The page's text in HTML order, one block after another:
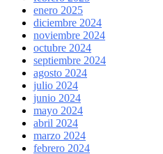
enero 2025
diciembre 2024
noviembre 2024
octubre 2024
septiembre 2024
agosto 2024
julio 2024
junio 2024
mayo 2024
abril 2024
marzo 2024
febrero 2024